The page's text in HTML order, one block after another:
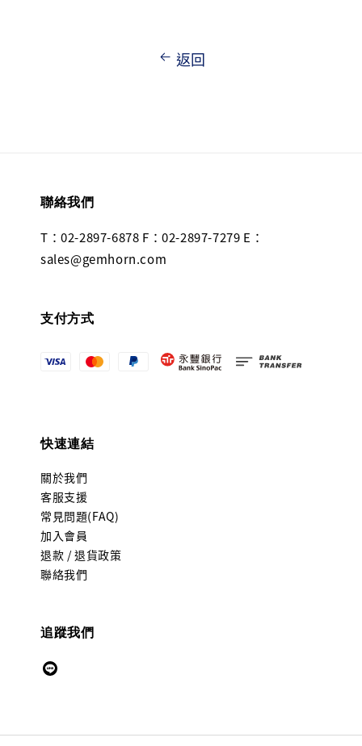
返回
聯絡我們
T：02-2897-6878 F：02-2897-7279 E：
sales@gemhorn.com
支付方式
快速連結
關於我們
客服支援
常見問題(FAQ)
加入會員
退款 / 退貨政策
聯絡我們
追蹤我們